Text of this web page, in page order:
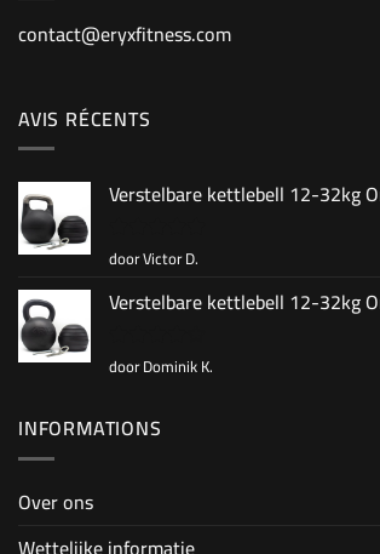
contact@eryxfitness.com
AVIS RÉCENTS
Verstelbare kettlebell 12-32kg
Gewaardeerd
door Victor D.
Verstelbare kettlebell 12-32kg
Gewaardeerd
door Dominik K.
INFORMATIONS
Over ons